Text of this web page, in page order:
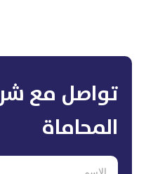
تواصل مع
المحاماة